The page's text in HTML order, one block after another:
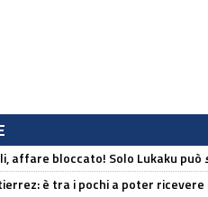
affare bloccato! Solo Lukaku può
è tra i pochi a poter